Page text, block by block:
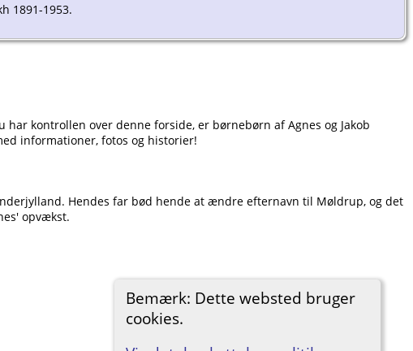
Bemærk: Dette websted bruger
cookies.
1891-1953.
kontrollen over denne forside, er børnebørn af Agnes og Jakob
informationer, fotos og historier!
Hendes far bød hende at ændre efternavn til Møldrup, og det
opvækst.